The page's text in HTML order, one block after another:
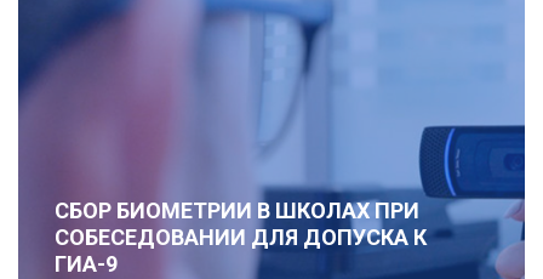
СБОР БИОМЕТРИИ В ШКОЛАХ ПРИ
СОБЕСЕДОВАНИИ ДЛЯ ДОПУСКА К
ГИА-9